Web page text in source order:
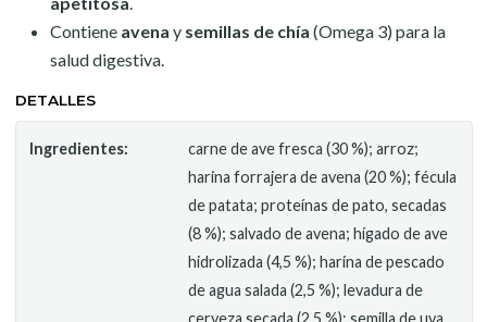
Contiene avena y semillas de chía (Omega 3) para la
salud digestiva.
DETALLES
Ingredientes:
carne de ave fresca (30 %); arroz;
harina forrajera de avena (20 %); fécula
de patata; proteínas de pato, secadas
(8 %); salvado de avena; hígado de ave
hidrolizada (4,5 %); harina de pescado
de agua salada (2,5 %); levadura de
cerveza secada (2,5 %); semilla de uva